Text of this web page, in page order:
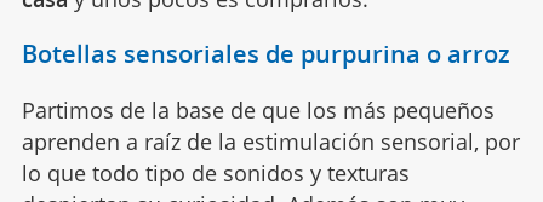
Botellas sensoriales de purpurina o arroz
Partimos de la base de que los más pequeños
aprenden a raíz de la estimulación sensorial, por
lo que todo tipo de sonidos y texturas